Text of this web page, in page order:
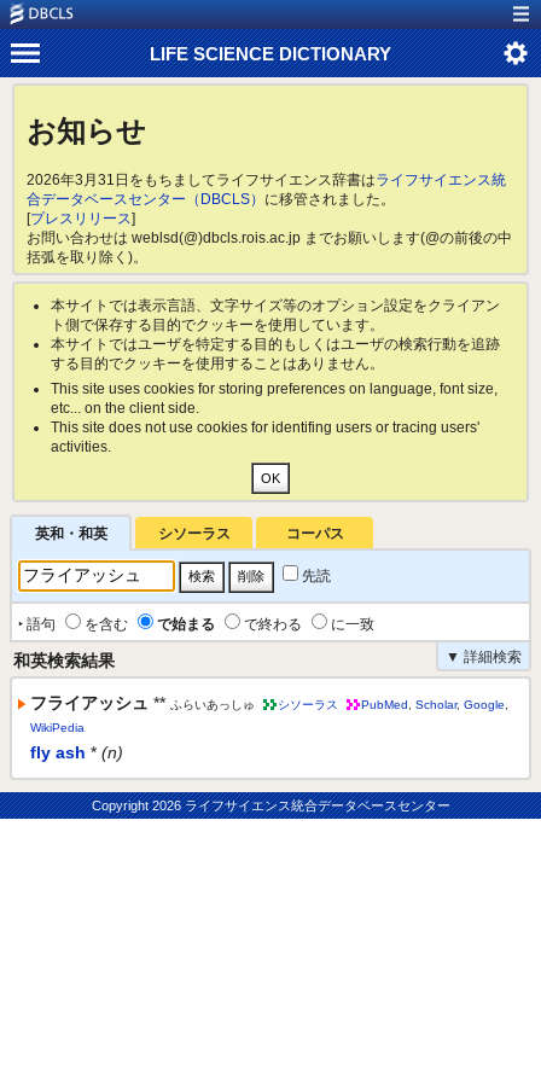
LIFE SCIENCE DICTIONARY
お知らせ
2026年3月31日をもちましてライフサイエンス辞書はライフサイエンス統
合データベースセンター（DBCLS） に移管されました。
[プレスリリース]
お問い合わせは weblsd(@)dbcls.rois.ac.jp までお願いします(@の前後の中
括弧を取り除く)。
本サイトでは表示言語、文字サイズ等のオプション設定をクライアン
ト側で保存する目的でクッキーを使用しています。
本サイトではユーザを特定する目的もしくはユーザの検索行動を追跡
する目的でクッキーを使用することはありません。
This site uses cookies for storing preferences on language, font size,
etc... on the client side.
This site does not use cookies for identifing users or tracing users'
activities.
英和・和英 シソーラス コーパス
先読
‣ 語句 を含む で始まる で終わる
に一致
▼ 詳細検索
和英検索結果
フライアッシュ ** ふらいあっしゅ シソーラス PubMed Scholar, Google
WikiPedia
fly ash * (n)
Copyright2026 ライフサイエンス統合データベースセンター